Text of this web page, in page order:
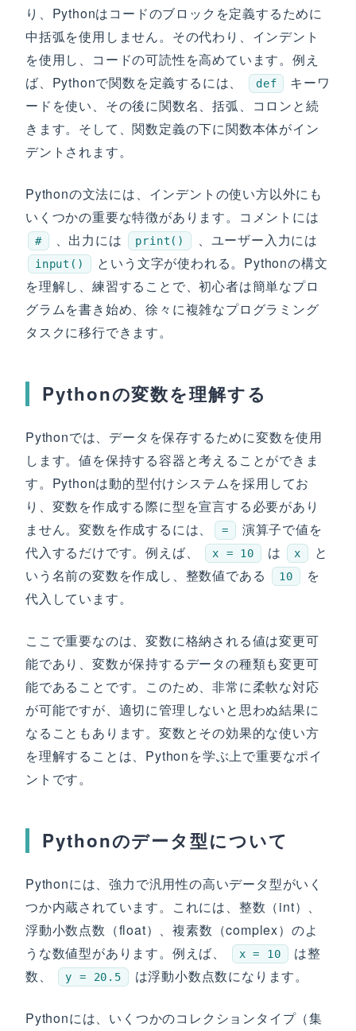
り、Pythonはコードのブロックを定義するために
中括弧を使用しません。その代わり、インデント
を使用し、コードの可読性を高めています。例え
ば、Pythonで関数を定義するには、
def
キーワ
ードを使い、その後に関数名、括弧、コロンと続
きます。そして、関数定義の下に関数本体がイン
デントされます。
Pythonの文法には、インデントの使い方以外にも
いくつかの重要な特徴があります。コメントには
# 、出力には print() 、ユーザー入力には
input()
という文字が使われる。Pythonの構文
を理解し、練習することで、初心者は簡単なプロ
グラムを書き始め、徐々に複雑なプログラミング
タスクに移行できます。
Pythonの変数を理解する
Pythonでは、データを保存するために変数を使用
します。値を保持する容器と考えることができま
す。Pythonは動的型付けシステムを採用してお
り、変数を作成する際に型を宣言する必要があり
ません。変数を作成するには、
=
演算子で値を
代入するだけです。例えば、
x = 10 は x
と
いう名前の変数を作成し、整数値である
10
を
代入しています。
ここで重要なのは、変数に格納される値は変更可
能であり、変数が保持するデータの種類も変更可
能であることです。このため、非常に柔軟な対応
が可能ですが、適切に管理しないと思わぬ結果に
なることもあります。変数とその効果的な使い方
を理解することは、Pythonを学ぶ上で重要なポイ
ントです。
Pythonのデータ型について
Pythonには、強力で汎用性の高いデータ型がいく
つか内蔵されています。これには、整数（int）、
浮動小数点数（float）、複素数（complex）のよ
うな数値型があります。例えば、
x = 10
は整
数、
y = 20.5 は浮動小数点数になります。
Pythonには、いくつかのコレクションタイプ（集